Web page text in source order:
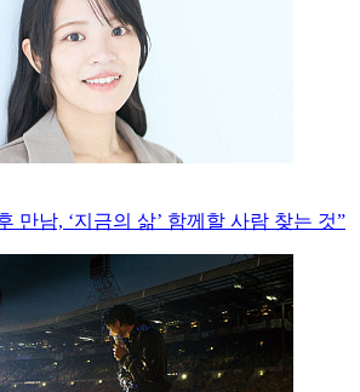
만남, ‘지금의 삶’ 함께할 사람 찾는 것”